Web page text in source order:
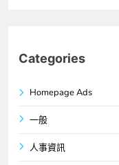
Categories
Homepage Ads
一般
人事資訊